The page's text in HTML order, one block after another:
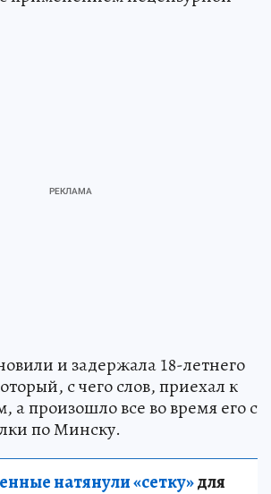
и задержала 18-летнего
с чего слов, приехал к
а произошло все во время его с
по Минску.
натянули «сетку»для